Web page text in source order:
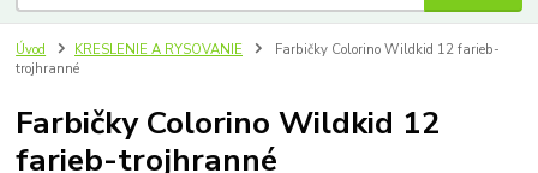
Úvod KRESLENIE A RYSOVANIE
Farbičky Colorino Wildkid 12 farieb-
trojhranné
Farbičky Colorino Wildkid 12
farieb-trojhranné